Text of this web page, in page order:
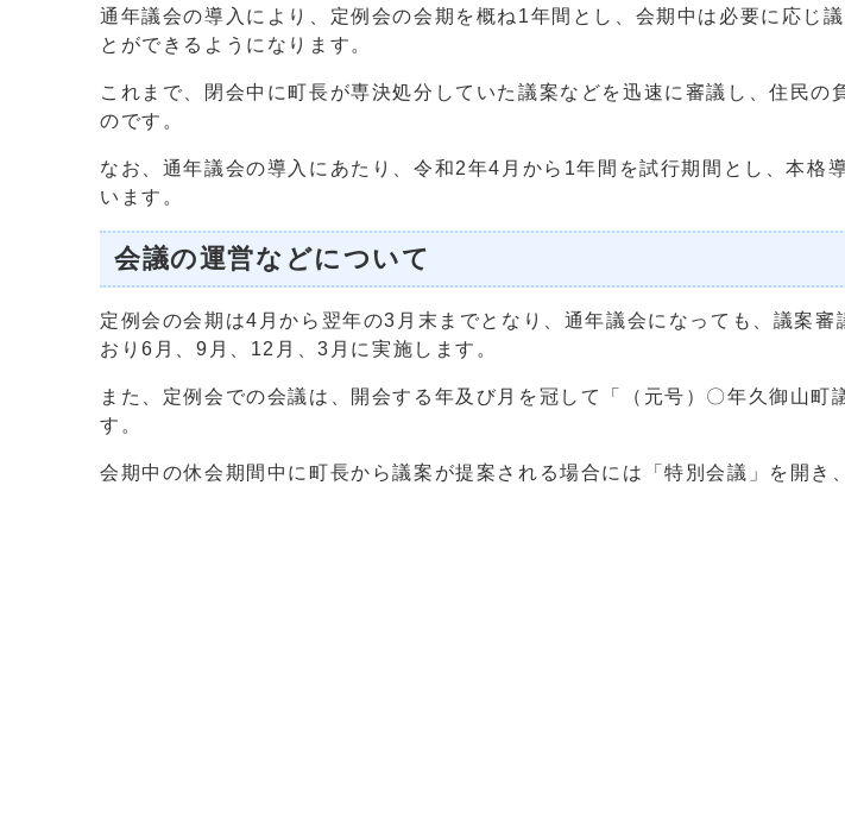
通年議会の導入により、定例会の会期を概ね1年間とし、会期中は必要に応じ
とができるようになります。
これまで、閉会中に町長が専決処分していた議案などを迅速に審議し、住民の
のです。
なお、通年議会の導入にあたり、令和2年4月から1年間を試行期間とし、本格
います。
会議の運営などについて
定例会の会期は4月から翌年の3月末までとなり、通年議会になっても、議案
おり6月、9月、12月、3月に実施します。
また、定例会での会議は、開会する年及び月を冠して「（元号）〇年久御山町
す。
会期中の休会期間中に町長から議案が提案される場合には「特別会議」を開き